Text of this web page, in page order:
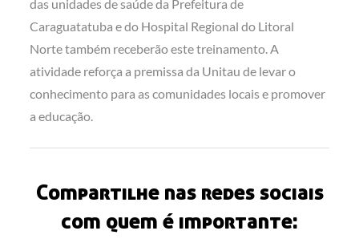
das unidades de saúde da Prefeitura de
Caraguatatuba e do Hospital Regional do Litoral
Norte também receberão este treinamento. A
atividade reforça a premissa da Unitau de levar o
conhecimento para as comunidades locais e promover
a educação.
Compartilhe nas redes sociais
com quem é importante: